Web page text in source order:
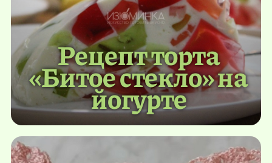
Рецепт торта
«Битое стекло» на
йогурте